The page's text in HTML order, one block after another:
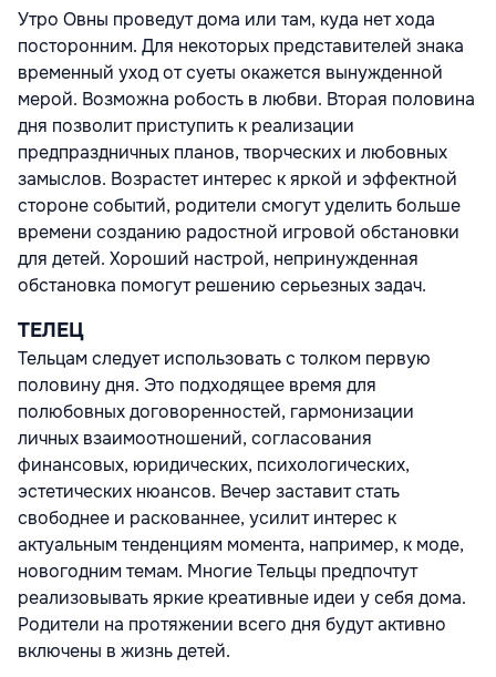
Утро Овны проведут дома или там, куда нет хода
посторонним. Для некоторых представителей знака
временный уход от суеты окажется вынужденной
мерой. Возможна робость в любви. Вторая половина
дня позволит приступить к реализации
предпраздничных планов, творческих и любовных
замыслов. Возрастет интерес к яркой и эффектной
стороне событий, родители смогут уделить больше
времени созданию радостной игровой обстановки
для детей. Хороший настрой, непринужденная
обстановка помогут решению серьезных задач.
ТЕЛЕЦ
Тельцам следует использовать с толком первую
половину дня. Это подходящее время для
полюбовных договоренностей, гармонизации
личных взаимоотношений, согласования
финансовых, юридических, психологических,
эстетических нюансов. Вечер заставит стать
свободнее и раскованнее, усилит интерес к
актуальным тенденциям момента, например, к моде,
новогодним темам. Многие Тельцы предпочтут
реализовывать яркие креативные идеи у себя дома.
Родители на протяжении всего дня будут активно
включены в жизнь детей.